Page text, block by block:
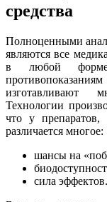
средства
Полноценными
являются все
в любой
изготавливают
Технологии
что у
различается многое:
шансы на
сила эффектов.